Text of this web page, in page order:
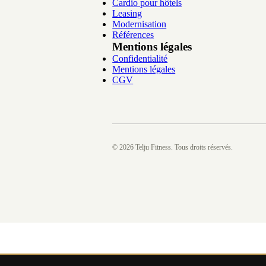
Cardio pour hôtels
Leasing
Modernisation
Références
Mentions légales
Confidentialité
Mentions légales
CGV
©2026 Telju Fitness. Tous droits réservés.